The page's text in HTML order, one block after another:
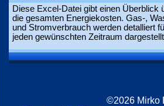
Diese Excel-Datei gibt einen Überblick
die gesamten Energiekosten. Gas-,
und Stromverbrauch werden detalliert
jeden gewünschten Zeitraum
©2026 Mirko